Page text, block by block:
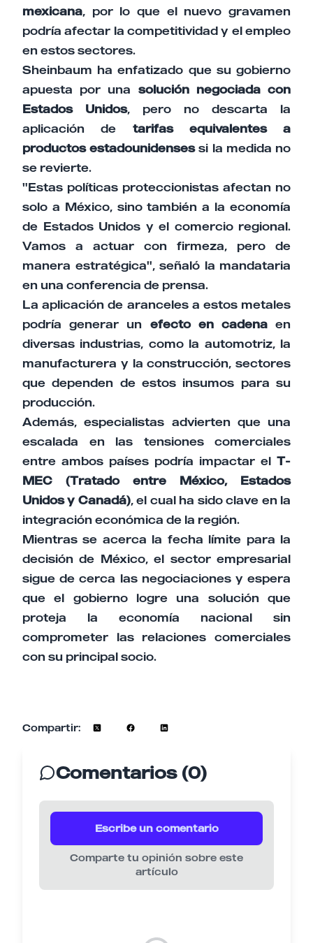
mexicana, por lo que el nuevo gravamen
podría afectar la competitividad y el empleo
en estos sectores.
Sheinbaum ha enfatizado que su gobierno
apuesta por una solución negociada con
Estados Unidos, pero no descarta la
aplicación de tarifas equivalentes a
productos estadounidensessi la medida no
se revierte.
"Estas políticas proteccionistas afectan no
solo a México, sino también a la economía
de Estados Unidos y el comercio regional.
Vamos a actuar con firmeza, pero de
manera estratégica", señaló la mandataria
en una conferencia de prensa.
La aplicación de aranceles a estos metales
podría generar un efecto en cadenaen
diversas industrias, como la automotriz, la
manufacturera y la construcción, sectores
que dependen de estos insumos para su
producción.
Además, especialistas advierten que una
escalada en las tensiones comerciales
entre ambos países podría impactar el T-
MEC (Tratado entre México, Estados
Unidos y Canadá), el cual ha sido clave en la
integración económica de la región.
Mientras se acerca la fecha límite para la
decisión de México, el sector empresarial
sigue de cerca las negociaciones y espera
que el gobierno logre una solución que
proteja la economía nacional sin
comprometer las relaciones comerciales
con su principal socio.
Compartir:
Comentarios (0)
Escribe un comentario
Comparte tu opinión sobre este
artículo